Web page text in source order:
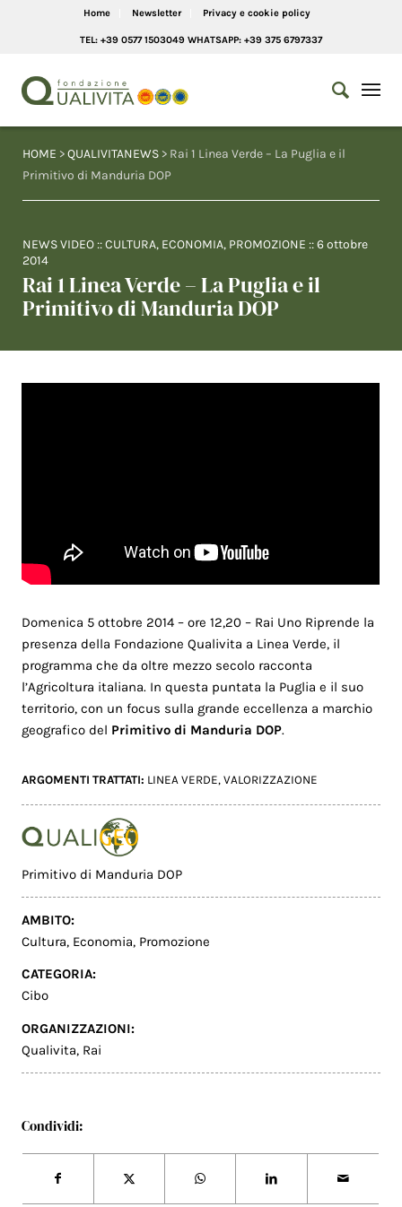
Home Newsletter Privacy e cookie policy
TEL: +39 0577 1503049 WHATSAPP: +39 375 6797337
HOME >QUALIVITANEWS > Rai 1 Linea Verde – La Puglia e il
Primitivo di Manduria DOP
NEWS VIDEO ::CULTURA, ECONOMIA, PROMOZIONE ::6 ottobre
2014
Rai 1 Linea Verde – La Puglia e il
Primitivo di Manduria DOP
Domenica 5 ottobre 2014 – ore 12,20 – Rai Uno Riprende la
presenza della Fondazione Qualivita a Linea Verde, il
programma che da oltre mezzo secolo racconta
l’Agricoltura italiana. In questa puntata la Puglia e il suo
territorio, con un focus sulla grande eccellenza a marchio
geografico del Primitivo di Manduria DOP.
ARGOMENTI TRATTATI: LINEA VERDE,VALORIZZAZIONE
Primitivo di Manduria DOP
AMBITO:
Cultura, Economia, Promozione
CATEGORIA:
Cibo
ORGANIZZAZIONI:
Qualivita, Rai
Condividi: